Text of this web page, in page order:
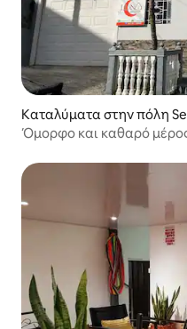
Καταλύματα στην πόλη
Όμορφο και καθαρό